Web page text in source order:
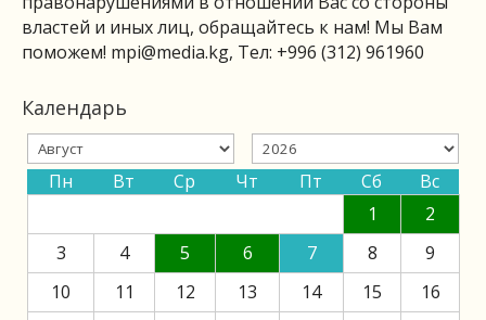
властей и иных лиц, обращайтесь к нам! Мы Вам
поможем! mpi@media.kg, Тел: +996 (312) 961960
Календарь
Пн Вт Ср Чт Пт Сб
Вс
1
2
3
4 5 6 7 8
9
10
11 12 13 14 15
16